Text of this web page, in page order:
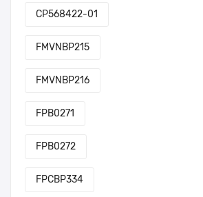
CP568422-01
FMVNBP215
FMVNBP216
FPB0271
FPB0272
FPCBP334